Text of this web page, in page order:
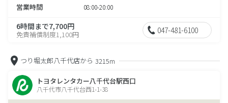
営業時間 08:00-20:00
6時間まで7,700円
免責補償制度1,100円 047-481-6100
つり堀太郎八千代店から 3215m
トヨタレンタカー八千代台駅西口
八千代市八千代台西1-1-38